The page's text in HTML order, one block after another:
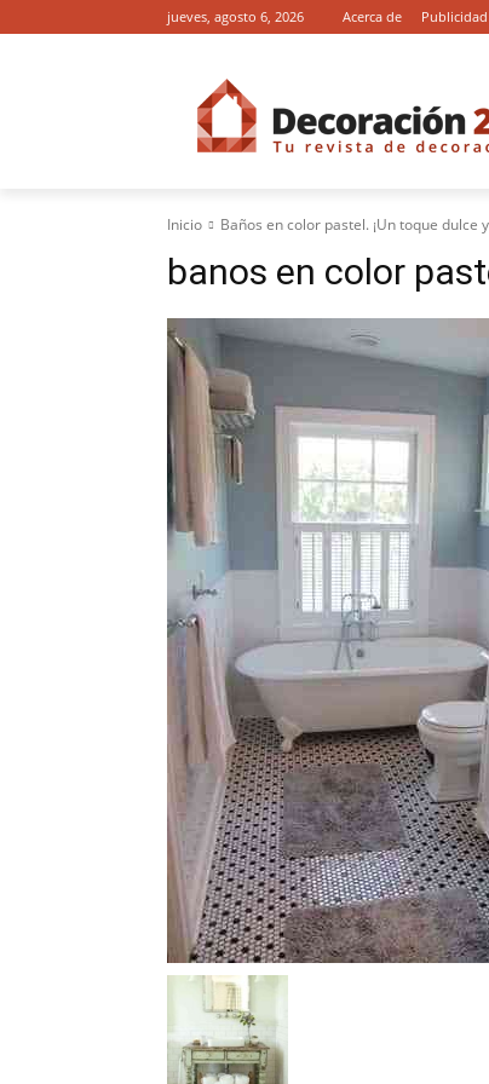
jueves, agosto 6, 2026 Acerca de Publicidad
Inicio Baños en color pastel. ¡Un toque dulce
banos en color